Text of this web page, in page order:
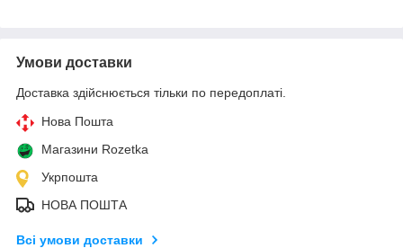
Умови доставки
Доставка здійснюється тільки по передоплаті.
Нова Пошта
Магазини Rozetka
Укрпошта
НОВА ПОШТА
Всі умови доставки